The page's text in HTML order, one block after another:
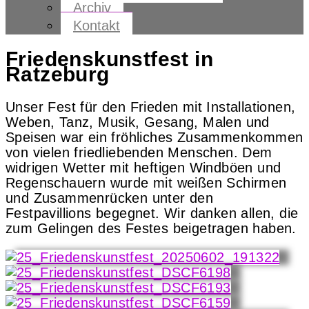
Archiv
Kontakt
Friedenskunstfest in
Ratzeburg
Unser Fest für den Frieden mit Installationen,
Weben, Tanz, Musik, Gesang, Malen und
Speisen war ein fröhliches Zusammenkommen
von vielen friedliebenden Menschen. Dem
widrigen Wetter mit heftigen Windböen und
Regenschauern wurde mit weißen Schirmen
und Zusammenrücken unter den
Festpavillions begegnet. Wir danken allen, die
zum Gelingen des Festes beigetragen haben.